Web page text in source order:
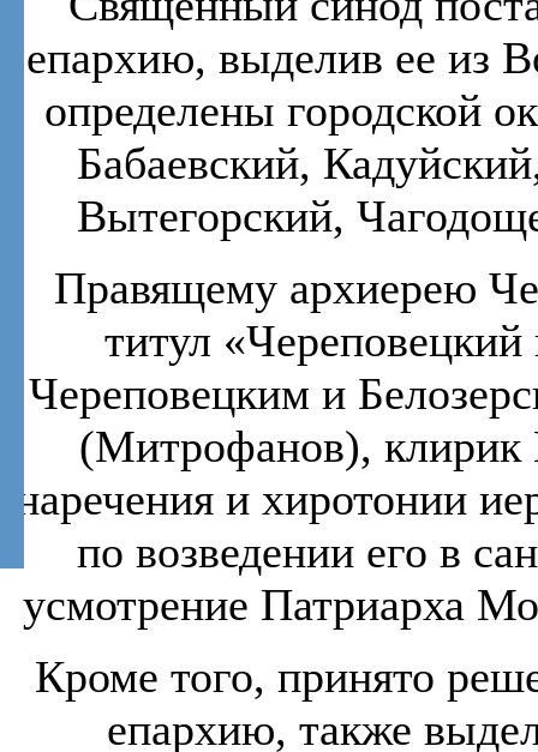
епархию, выделив ее из
определены городской
Бабаевский,
Вытегорский,
Правящему архиерею
титул
Череповецким и
(Митрофанов), клирик
наречения и хиротонии
по возведении его в
усмотрение Патриарха
Кроме того, принято
епархию, также